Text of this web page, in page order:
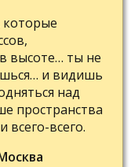
высоте… ты не
и видишь
над
пространства
всего-всего.